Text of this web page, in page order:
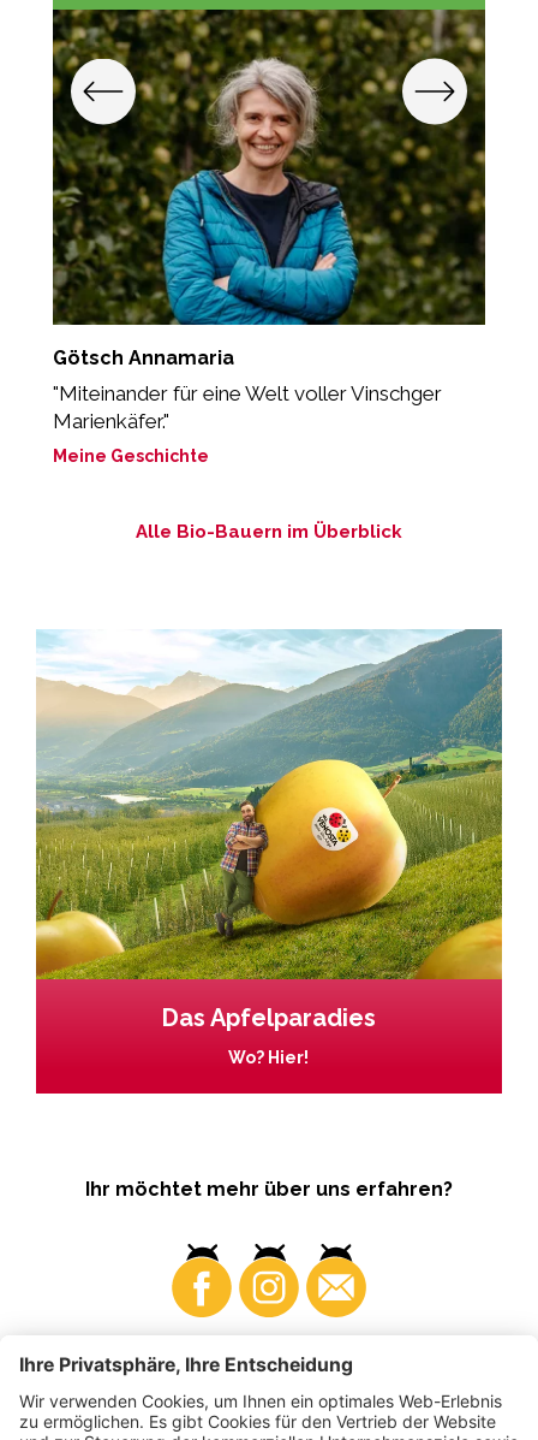
Götsch Annamaria
"Miteinander für eine Welt voller Vinschger
Marienkäfer."
Meine Geschichte
Alle Bio-Bauern im Überblick
Das Apfelparadies
Wo? Hier!
Ihr möchtet mehr über uns erfahren?
Business Produzenten